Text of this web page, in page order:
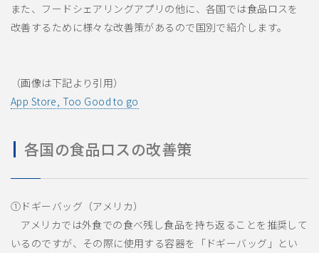
また、フードシェアリングアプリの他に、各国では食品ロスを
改善するために様々な改善策があるので国別で紹介します。
（画像は下記より引用）
App Store, Too Good to go
各国の食品ロスの改善策
①ドギーバッグ（アメリカ）
アメリカでは外食での食べ残し食品を持ち返ることを推奨して
いるのですが、その際に使用する容器を「ドギーバッグ」とい